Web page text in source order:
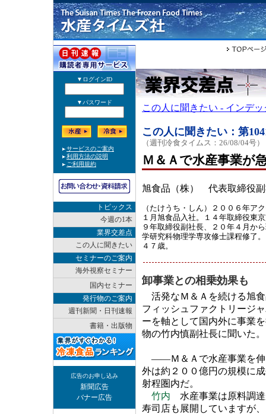
トピックス
今週の1本
業界交差点
この人に聞きたい
セミナーのご案内
海外視察セミナー
国内セミナー
発行物のご案内
週刊新聞・日刊速報
書籍・出版物
広告のお申し込み
新聞広告
バナー広告
この人に聞きたい - インデ
この人に聞きたい：第
（週刊冷食タイムス：26/08/04号）
Ｍ＆Ａで水産事業が
旭食品（株） 代表取締役
（たけうち・しん）２００６年ア
１月旭食品入社。１４年取締役東
９年取締役副社長、２０年４月か
学研究科物理学専攻修士課程修了
４７歳。
卸事業との相乗効果も
活発なＭ＆Ａを続ける旭
フィッシュファクトリージ
ーを軸として国内外に事業
物の竹内慎副社長に聞いた。
――Ｍ＆Ａで水産事業を伸
外は約２００億円の規模に
射程圏内だ。
竹内 水産事業は原料調達
寿司店も展開していますが